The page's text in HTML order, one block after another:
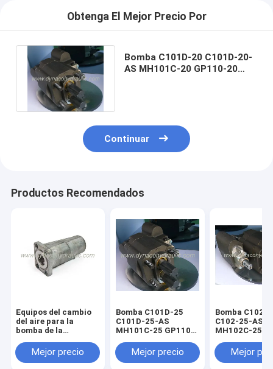
Obtenga El Mejor Precio Por
Bomba C101D-20 C101D-20-
AS MH101C-20 GP110-20
Continuar
Productos Recomendados
Equipos del cambio
del aire para la
bomba de la
C102 MH101 MH102
Mejor precio
Bomba C101D-25
C101D-25-AS
MH101C-25 GP110-
descarga C101
Mejor precio
Bomba
C102-25-AS
MH102C-25
descarga
Mejor